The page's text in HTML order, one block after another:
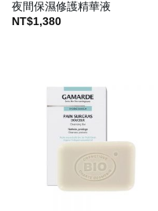
夜間保濕修護精華液
NT$1,380